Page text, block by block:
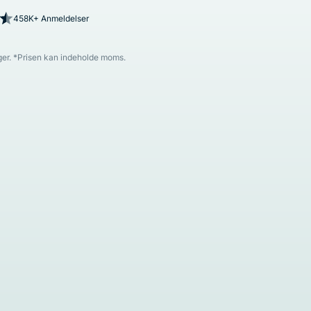
458K+ Anmeldelser
*Prisen kan indeholde moms.